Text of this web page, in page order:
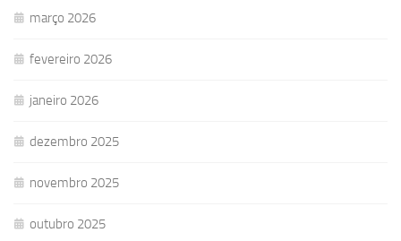
março 2026
fevereiro 2026
janeiro 2026
dezembro 2025
novembro 2025
outubro 2025